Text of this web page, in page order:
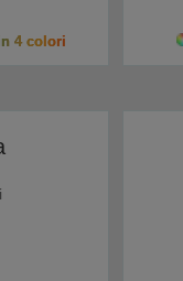
4 colori